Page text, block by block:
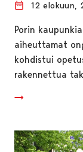
12 elokuun,
Porin
aiheuttamat
kohdistui
rakennettua